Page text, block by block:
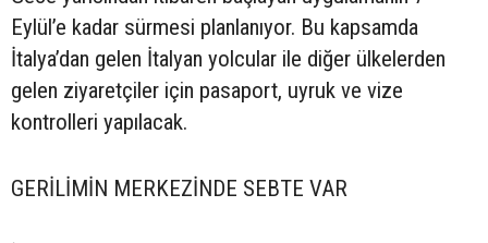
Eylül’e kadar sürmesi planlanıyor. Bu kapsamda
İtalya’dan gelen İtalyan yolcular ile diğer ülkelerden
gelen ziyaretçiler için pasaport, uyruk ve vize
kontrolleri yapılacak.
GERİLİMİN MERKEZİNDE SEBTE VAR